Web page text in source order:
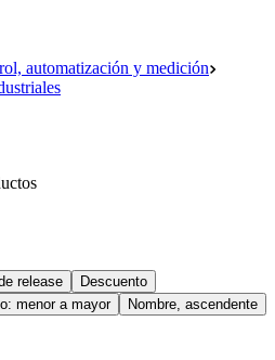
automatización y medición
release
Descuento
menor a mayor
Nombre, ascendente